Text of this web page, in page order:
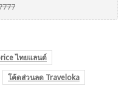
ไทยแลนด์
โค้ดส่วนลด Traveloka